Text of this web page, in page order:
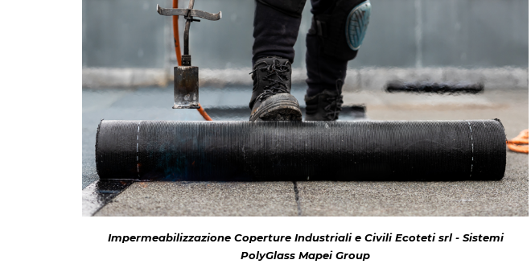
Impermeabilizzazione Coperture Industriali e Civili Ecoteti srl - Sistemi
PolyGlass Mapei Group